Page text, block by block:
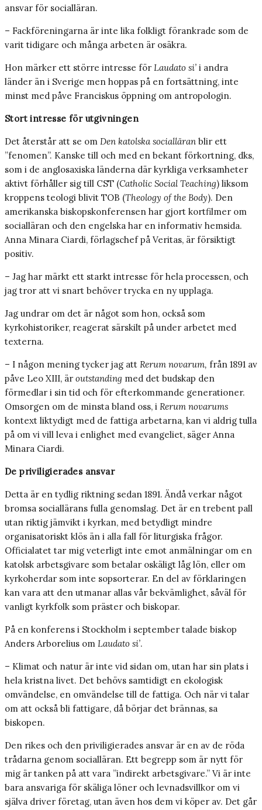
ansvar för socialläran.
– Fackföreningarna är inte lika folkligt förankrade som de
varit tidigare och många arbeten är osäkra.
Hon märker ett större intresse för Laudato si’ i andra
länder än i Sverige men hoppas på en fortsättning, inte
minst med påve Franciskus öppning om antropologin.
Stort intresse för utgivningen
Det återstår att se om Den katolska socialläran blir ett
”fenomen”. Kanske till och med en bekant förkortning, dks,
som i de anglosaxiska länderna där kyrkliga verksamheter
aktivt förhåller sig till CST (Catholic Social Teaching) liksom
kroppens teologi blivit TOB (Theology of the Body). Den
amerikanska biskopskonferensen har gjort kortfilmer om
socialläran och den engelska har en informativ hemsida.
Anna Minara Ciardi, förlagschef på Veritas, är försiktigt
positiv.
– Jag har märkt ett starkt intresse för hela processen, och
jag tror att vi snart behöver trycka en ny upplaga.
Jag undrar om det är något som hon, också som
kyrkohistoriker, reagerat särskilt på under arbetet med
texterna.
– I någon mening tycker jag att Rerum novarum, från 1891 av
påve Leo XIII, är outstanding med det budskap den
förmedlar i sin tid och för efterkommande generationer.
Omsorgen om de minsta bland oss, i Rerum novarums
kontext liktydigt med de fattiga arbetarna, kan vi aldrig tulla
på om vi vill leva i enlighet med evangeliet, säger Anna
Minara Ciardi.
De priviligierades ansvar
Detta är en tydlig riktning sedan 1891. Ändå verkar något
bromsa sociallärans fulla genomslag. Det är en trebent pall
utan riktig jämvikt i kyrkan, med betydligt mindre
organisatoriskt klös än i alla fall för liturgiska frågor.
Officialatet tar mig veterligt inte emot anmälningar om en
katolsk arbetsgivare som betalar oskäligt låg lön, eller om
kyrkoherdar som inte sopsorterar. En del av förklaringen
kan vara att den utmanar allas vår bekvämlighet, såväl för
vanligt kyrkfolk som präster och biskopar.
På en konferens i Stockholm i september talade biskop
Anders Arborelius om Laudato si’.
– Klimat och natur är inte vid sidan om, utan har sin plats i
hela kristna livet. Det behövs samtidigt en ekologisk
omvändelse, en omvändelse till de fattiga. Och när vi talar
om att också bli fattigare, då börjar det brännas, sa
biskopen.
Den rikes och den priviligierades ansvar är en av de röda
trådarna genom socialläran. Ett begrepp som är nytt för
mig är tanken på att vara ”indirekt arbetsgivare.” Vi är inte
bara ansvariga för skäliga löner och levnadsvillkor om vi
själva driver företag, utan även hos dem vi köper av. Det går